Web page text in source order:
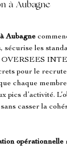
à Aubagne
Aubagne
sécurise les
OVERSEES
pour le
chaque
pics d’activité.
casser la
opérationnelle